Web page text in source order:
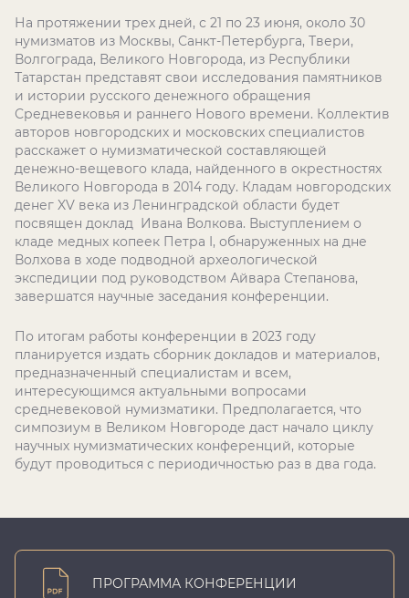
На протяжении трех дней, с 21 по 23 июня, около 30
нумизматов из Москвы, Санкт-Петербурга, Твери,
Волгограда, Великого Новгорода, из Республики
Татарстан представят свои исследования памятников
и истории русского денежного обращения
Средневековья и раннего Нового времени. Коллектив
авторов новгородских и московских специалистов
расскажет о нумизматической составляющей
денежно-вещевого клада, найденного в окрестностях
Великого Новгорода в 2014 году. Кладам новгородских
денег XV века из Ленинградской области будет
посвящен доклад Ивана Волкова. Выступлением о
кладе медных копеек Петра I, обнаруженных на дне
Волхова в ходе подводной археологической
экспедиции под руководством Айвара Степанова,
завершатся научные заседания конференции.
По итогам работы конференции в 2023 году
планируется издать сборник докладов и материалов,
предназначенный специалистам и всем,
интересующимся актуальными вопросами
средневековой нумизматики. Предполагается, что
симпозиум в Великом Новгороде даст начало циклу
научных нумизматических конференций, которые
будут проводиться с периодичностью раз в два года.
ПРОГРАММА КОНФЕРЕНЦИИ